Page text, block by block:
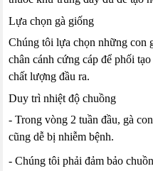
Lựa chọn gà giống
Chúng tôi lựa chọn những con
chân cánh cứng cáp để phối
chất lượng đầu ra.
Duy trì nhiệt độ chuồng
- Trong vòng 2 tuần đầu, gà
cũng dễ bị nhiễm bệnh.
- Chúng tôi phải đảm bảo